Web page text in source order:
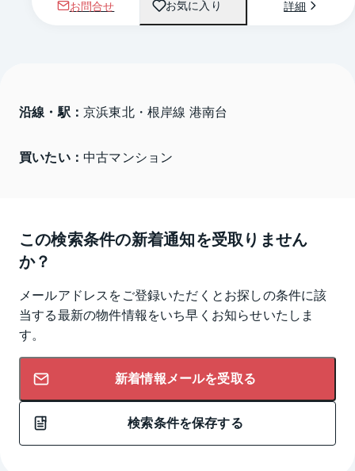
お問合せ お気に入り 詳細
沿線・駅： 京浜東北・根岸線 港南台
買いたい： 中古マンション
この検索条件の新着通知を受取りません
か？
メールアドレスをご登録いただくとお探しの条件に該
当する最新の物件情報をいち早くお知らせいたしま
す。
新着情報メールを受取る
検索条件を保存する